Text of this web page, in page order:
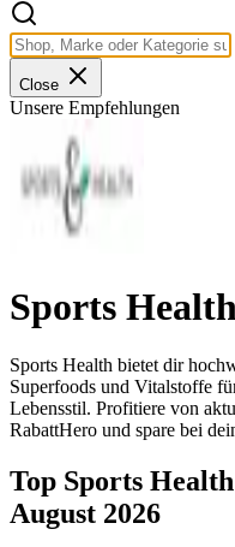
Close
Unsere Empfehlungen
Sports
Sports Health bietet dir
Superfoods und Vitalstoffe
Lebensstil. Profitiere von
RabattHero und spare bei
Top Sports
August 2026